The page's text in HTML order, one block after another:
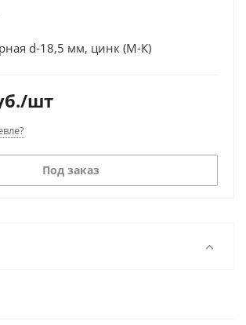
d-18,5 мм, цинк (М-К)
/шт
Под заказ